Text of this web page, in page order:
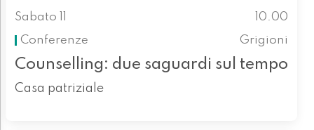
Sabato 11
10.00
Conferenze
Grigioni
Counselling: due saguardi sul tempo
Casa patriziale